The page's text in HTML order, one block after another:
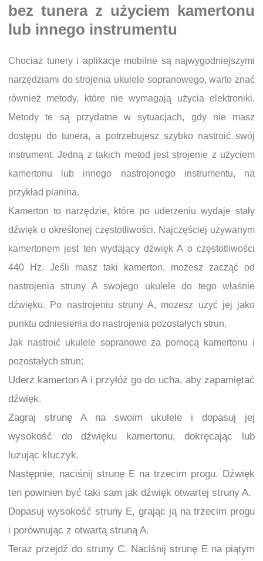
bez tunera z użyciem kamertonu
lub innego instrumentu
Chociaż tunery i aplikacje mobilne są najwygodniejszymi
narzędziami do strojenia ukulele sopranowego, warto znać
również metody, które nie wymagają użycia elektroniki.
Metody te są przydatne w sytuacjach, gdy nie masz
dostępu do tunera, a potrzebujesz szybko nastroić swój
instrument. Jedną z takich metod jest strojenie z użyciem
kamertonu lub innego nastrojonego instrumentu, na
przykład pianina.
Kamerton to narzędzie, które po uderzeniu wydaje stały
dźwięk o określonej częstotliwości. Najczęściej używanym
kamertonem jest ten wydający dźwięk A o częstotliwości
440 Hz. Jeśli masz taki kamerton, możesz zacząć od
nastrojenia struny A swojego ukulele do tego właśnie
dźwięku. Po nastrojeniu struny A, możesz użyć jej jako
punktu odniesienia do nastrojenia pozostałych strun.
Jak nastroić ukulele sopranowe za pomocą kamertonu i
pozostałych strun:
Uderz kamerton A i przyłóż go do ucha, aby zapamiętać
dźwięk.
Zagraj strunę A na swoim ukulele i dopasuj jej
wysokość do dźwięku kamertonu, dokręcając lub
luzując kluczyk.
Następnie, naciśnij strunę E na trzecim progu. Dźwięk
ten powinien być taki sam jak dźwięk otwartej struny A.
Dopasuj wysokość struny E, grając ją na trzecim progu
i porównując z otwartą struną A.
Teraz przejdź do struny C. Naciśnij strunę E na piątym